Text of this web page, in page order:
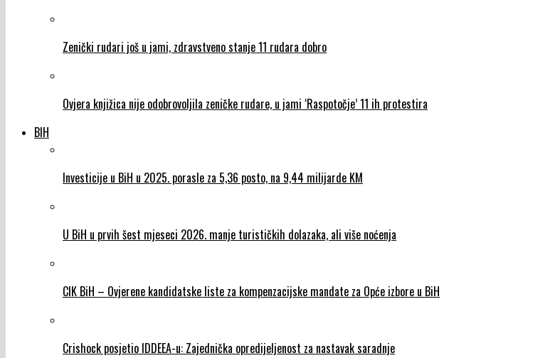
Zenički rudari još u jami, zdravstveno stanje 11 rudara dobro
Ovjera knjižica nije odobrovoljila zeničke rudare, u jami ‘Raspotočje’ 11 ih protestira
BIH
Investicije u BiH u 2025. porasle za 5,36 posto, na 9,44 milijarde KM
U BiH u prvih šest mjeseci 2026. manje turističkih dolazaka, ali više noćenja
CIK BiH – Ovjerene kandidatske liste za kompenzacijske mandate za Opće izbore u BiH
Crishock posjetio IDDEEA-u: Zajednička opredijeljenost za nastavak saradnje